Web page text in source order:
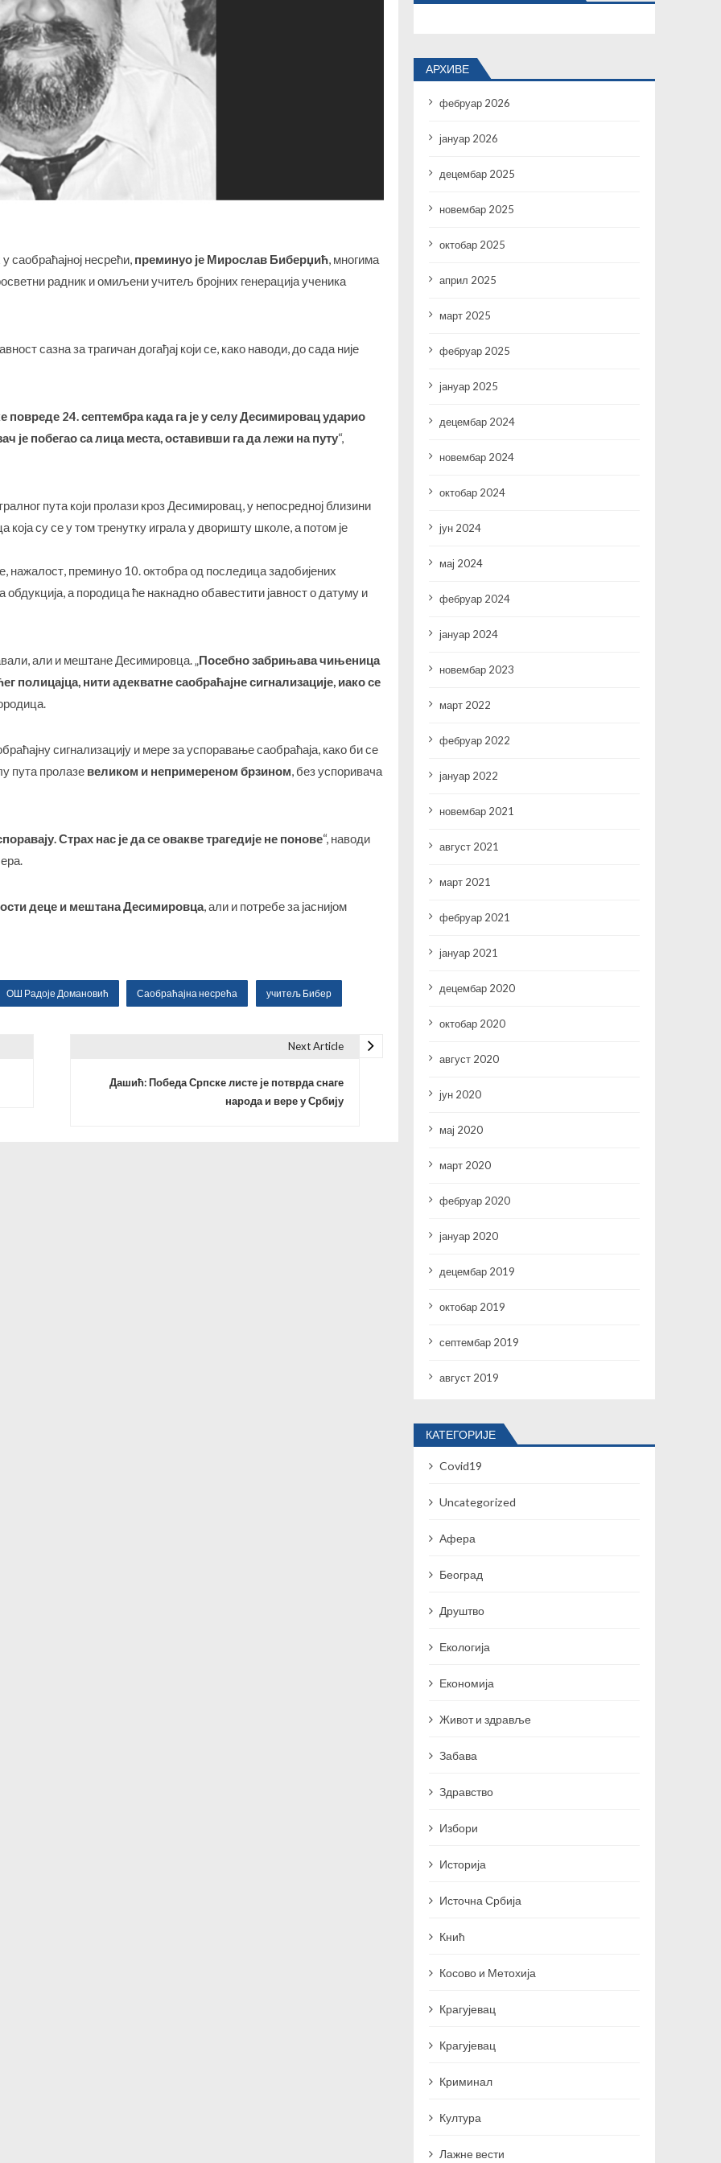
саобраћајној несрећи, преминуо је Мирослав Биберџић, многима
радник и омиљени учитељ бројних генерација ученика
сазна за трагичан догађај који се, како наводи, до сада није
24. септембра када га је у селу Десимировац ударио
је побегао са лица места, оставивши га да лежи на путу“,
пута који пролази кроз Десимировац, у непосредној близини
су се у том тренутку играла у дворишту школе, а потом је
нажалост, преминуо 10. октобра од последица задобијених
а породица ће накнадно обавестити јавност о датуму и
али и мештане Десимировца. „Посебно забрињава чињеница
полицајца, нити адекватне саобраћајне сигнализације, иако се
сигнализацију и мере за успоравање саобраћаја, како би се
пута пролазе великом и непримереном брзином, без успоривача
Страх нас је да се овакве трагедије не понове“, наводи
деце и мештана Десимировца, али и потребе за јаснијом
ОШ Радоје Домановић Саобраћајна несрећа учитељ Бибер
Next Article
Дашић: Победа Српске листе је потврда снаге
народа и вере у Србију
АРХИВЕ
фебруар 2026
јануар 2026
децембар 2025
новембар 2025
октобар 2025
април 2025
март 2025
фебруар 2025
јануар 2025
децембар 2024
новембар 2024
октобар 2024
јун 2024
мај 2024
фебруар 2024
јануар 2024
новембар 2023
март 2022
фебруар 2022
јануар 2022
новембар 2021
август 2021
март 2021
фебруар 2021
јануар 2021
децембар 2020
октобар 2020
август 2020
јун 2020
мај 2020
март 2020
фебруар 2020
јануар 2020
децембар 2019
октобар 2019
септембар 2019
август 2019
КАТЕГОРИЈЕ
Covid19
Uncategorized
Афера
Београд
Друштво
Екологија
Економија
Живот и здравље
Забава
Здравство
Избори
Историја
Источна Србија
Кнић
Косово и Метохија
Крагујевац
Крагујевац
Криминал
Култура
Лажне вести